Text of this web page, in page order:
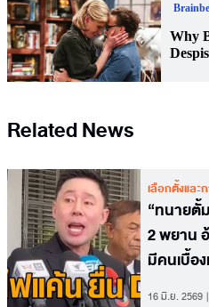
Related News
เลือกตั้งและ
“ทนายตั้
2 พยาน
มีคนเบื้อ
อาวุโส
16 มิ.ย. 2569